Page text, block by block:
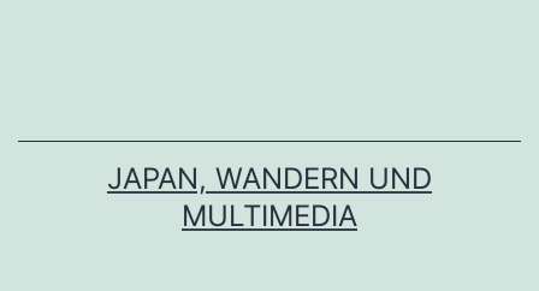
JAPAN, WANDERN UND
MULTIMEDIA